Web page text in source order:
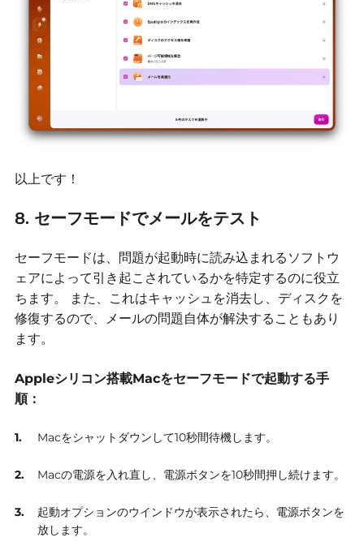
以上です！
8. セーフモードでメールをテスト
セーフモードは、問題が起動時に読み込まれるソフトウ
ェアによって引き起こされているかを特定するのに役立
ちます。
また、これはキャッシュを消去し、ディスクを
修復するので、メールの問題自体が解決することもあり
ます。
Appleシリコン搭載Macをセーフモードで起動する手
順：
Macをシャットダウンして10秒間待機します。
Macの電源を入れ直し、電源ボタンを10秒間押し続けます。
起動オプションのウインドウが表示されたら、電源ボタンを
放します。